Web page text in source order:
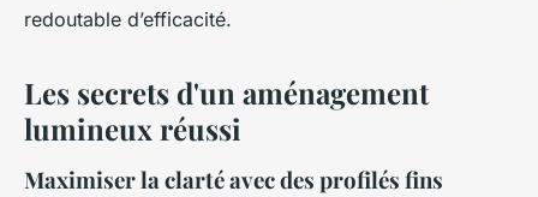
redoutable d’efficacité.
Les secrets d'un aménagement
lumineux réussi
Maximiser la clarté avec des profilés fins